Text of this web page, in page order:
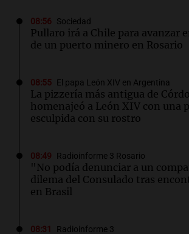
08:56 Sociedad
Pullaro irá a Chile para avanzar
de un puerto minero en Rosario
08:55 El papa León XIV en Argentina
La pizzería más antigua de
homenajeó a León XIV con una
esculpida con su rostro
08:49 Radioinforme 3 Rosario
"No podía denunciar a un
dilema del Consulado tras
en Brasil
08:31 Radioinforme 3